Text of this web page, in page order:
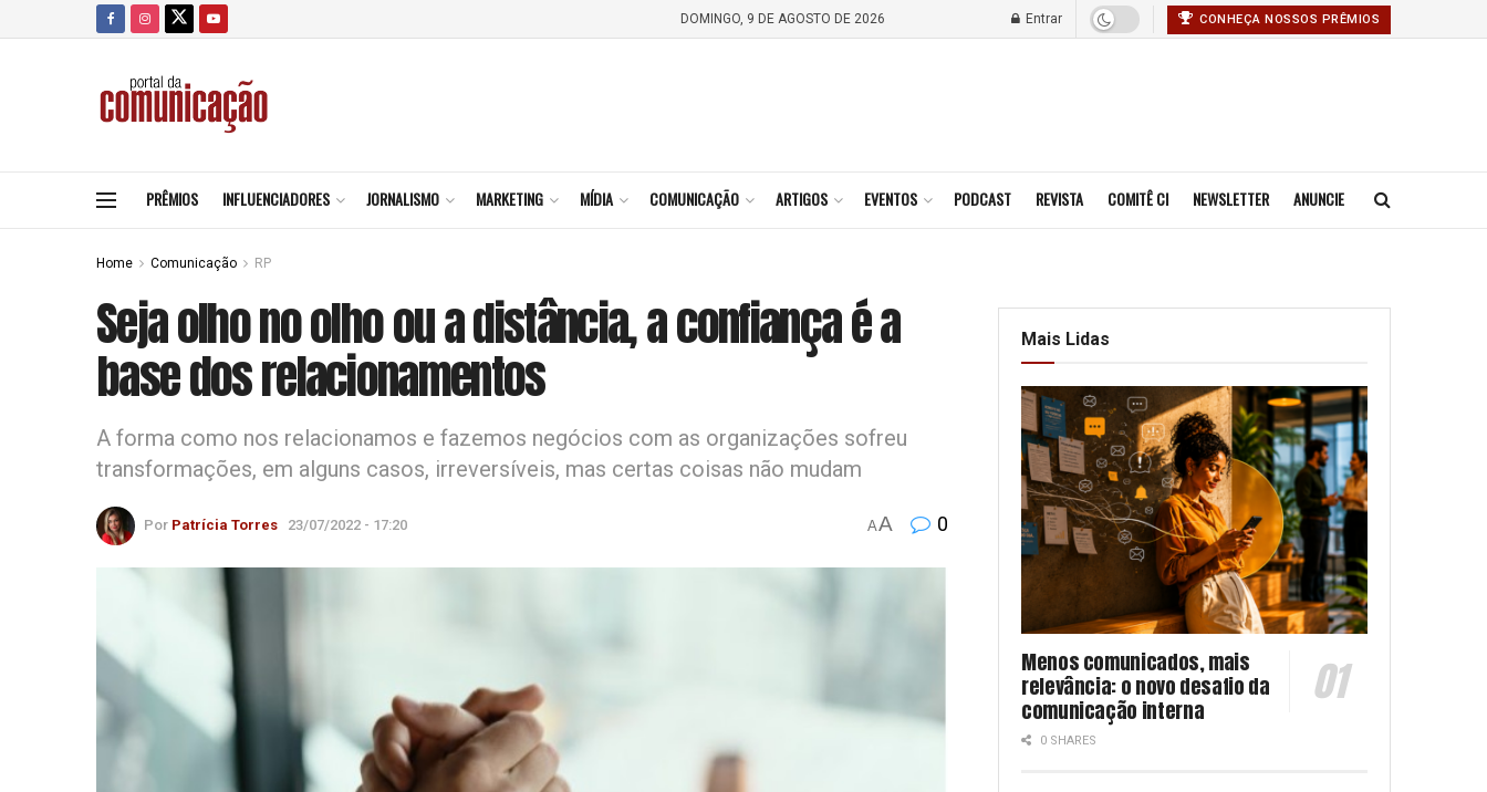
DOMINGO, 9 DE AGOSTO DE 2026 Entrar CONHEÇA NOSSOS PRÊMIOS
PRÊMIOS INFLUENCIADORES JORNALISMO MARKETING MÍDIA COMUNICAÇÃO ARTIGOS EVENTOS PODCAST REVISTA COMITÊ CI NEWSLETTER ANUNCIE
Home Comunicação RP
Seja olho no olho ou a distância, a confiança é a
base dos relacionamentos
A forma como nos relacionamos e fazemos negócios com as organizações sofreu
transformações, em alguns casos, irreversíveis, mas certas coisas não mudam
Por Patrícia Torres 23/07/2022 - 17:20 AA 0
Mais Lidas
Menos comunicados, mais
relevância: o novo desafio da
comunicação interna
0 SHARES